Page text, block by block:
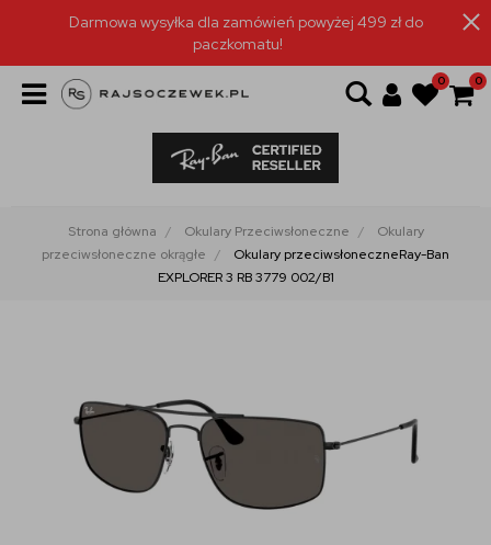
Darmowa wysyłka dla zamówień powyżej 499 zł do
paczkomatu!
0 0
Strona główna Okulary Przeciwsłoneczne
Okulary
przeciwsłoneczne okrągłe
Okulary przeciwsłoneczneRay-Ban
EXPLORER 3 RB 3779 002/B1